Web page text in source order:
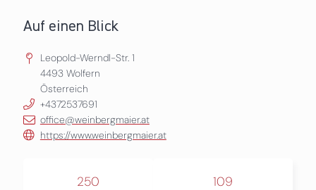
Auf einen Blick
Leopold-Werndl-Str. 1
4493 Wolfern
Österreich
+4372537691
office@weinbergmaier.at
https://www.weinbergmaier.at
250 109